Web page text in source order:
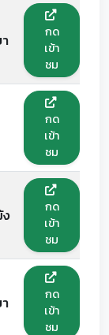
กด
เข้า
ชม
กด
เข้า
ชม
กด
เข้า
ชม
กด
เข้า
ชม